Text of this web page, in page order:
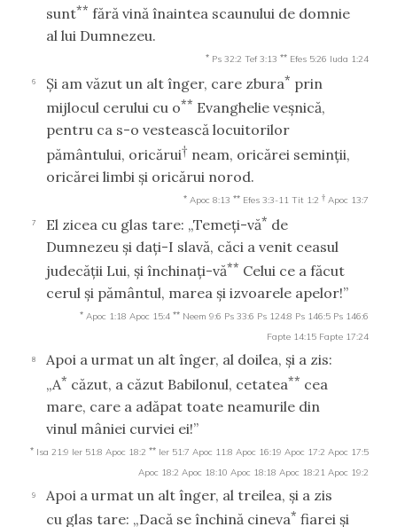
sunt** fără vină înaintea scaunului de domnie
al lui Dumnezeu.
* Ps 32:2 Tef 3:13 ** Efes 5:26 Iuda 1:24
6 Şi am văzut un alt înger, care zbura* prin
mijlocul cerului cu o** Evanghelie veşnică,
pentru ca s-o vestească locuitorilor
pământului, oricărui† neam, oricărei seminţii,
oricărei limbi şi oricărui norod.
* Apoc 8:13 ** Efes 3:3-11 Tit 1:2 † Apoc 13:7
7 El zicea cu glas tare: „Temeţi-vă* de
Dumnezeu şi daţi-I slavă, căci a venit ceasul
judecăţii Lui, şi închinaţi-vă** Celui ce a făcut
cerul şi pământul, marea şi izvoarele apelor!”
* Apoc 1:18 Apoc 15:4 ** Neem 9:6 Ps 33:6 Ps 124:8 Ps 146:5 Ps 146:6
Fapte 14:15 Fapte 17:24
8
Apoi a urmat un alt înger, al doilea, şi a zis:
„A* căzut, a căzut Babilonul, cetatea** cea
mare, care a adăpat toate neamurile din
vinul mâniei curviei ei!”
* Isa 21:9 Ier 51:8 Apoc 18:2 ** Ier 51:7 Apoc 11:8 Apoc 16:19 Apoc 17:2 Apoc 17:5
Apoc 18:2 Apoc 18:10 Apoc 18:18 Apoc 18:21 Apoc 19:2
9
Apoi a urmat un alt înger, al treilea, şi a zis
cu glas tare: „Dacă se închină cineva* fiarei şi